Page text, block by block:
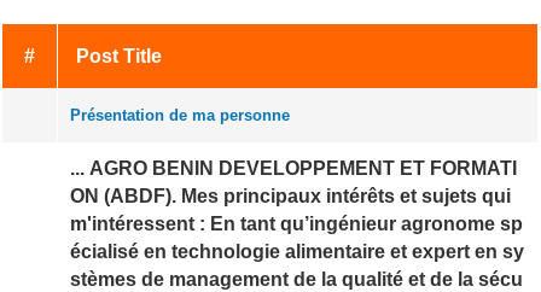
# Post Title
Présentation de ma personne
... AGRO BENIN DEVELOPPEMENT ET FORMATI
ON (ABDF). Mes principaux intérêts et sujets qui
m'intéressent : En tant qu’ingénieur agronome sp
écialisé en technologie alimentaire et expert en sy
stèmes de management de la qualité et de la sécu